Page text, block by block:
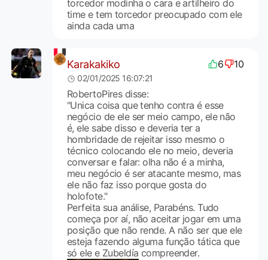
torcedor modinha o cara e artilheiro do
time e tem torcedor preocupado com ele
ainda cada uma
Karakakiko 6 10
02/01/2025 16:07:21
RobertoPires disse:
"Unica coisa que tenho contra é esse
negócio de ele ser meio campo, ele não
é, ele sabe disso e deveria ter a
hombridade de rejeitar isso mesmo o
técnico colocando ele no meio, deveria
conversar e falar: olha não é a minha,
meu negócio é ser atacante mesmo, mas
ele não faz isso porque gosta do
holofote."
Perfeita sua análise, Parabéns. Tudo
começa por aí, não aceitar jogar em uma
posição que não rende. A não ser que ele
esteja fazendo alguma função tática que
só ele e Zubeldía compreender.